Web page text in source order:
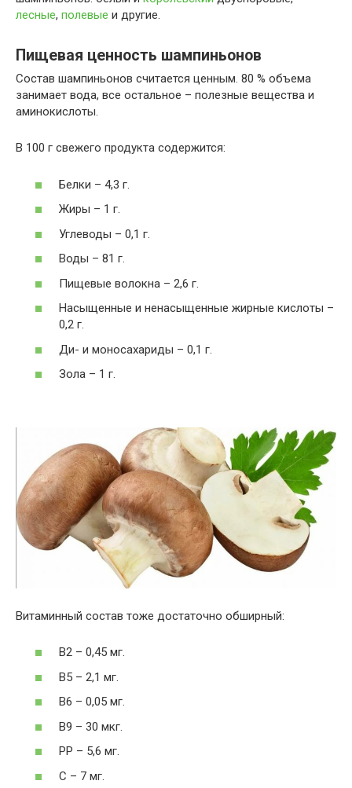
лесные, полевые и другие.
Пищевая ценность шампиньонов
Состав шампиньонов считается ценным. 80 % объема
занимает вода, все остальное – полезные вещества и
аминокислоты.
В 100 г свежего продукта содержится:
Белки – 4,3 г.
Жиры – 1 г.
Углеводы – 0,1 г.
Воды – 81 г.
Пищевые волокна – 2,6 г.
Насыщенные и ненасыщенные жирные кислоты –
0,2 г.
Ди- и моносахариды – 0,1 г.
Зола – 1 г.
Витаминный состав тоже достаточно обширный:
В2 – 0,45 мг.
В5 – 2,1 мг.
В6 – 0,05 мг.
В9 – 30 мкг.
РР – 5,6 мг.
С – 7 мг.